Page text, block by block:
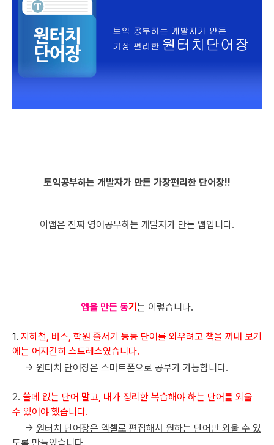
토익공부하는 개발자가 만든 가장편리한 단어장!!
이앱은 진짜 영어공부하는 개발자가 만든 앱입니다.
앱을 만든 동기 는 이렇습니다.
1. 지하철, 버스, 학원 줄서기 등등 단어를 외우려고 책을 꺼내 보기
에는 어지간히 스트레스였습니다.
-> 원터치 단어장은 스마트폰으로 공부가 가능합니다.
2. 쓸데 없는 단어 말고, 내가 정리한 복습해야 하는 단어를 외울
수 있어야 했습니다.
-> 원터치 단어장은 엑셀로 편집해서 원하는 단어만 외울 수 있